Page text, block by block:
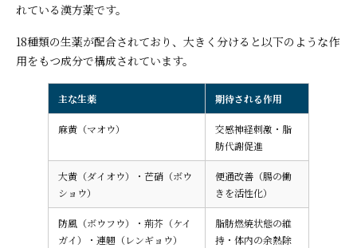
れている漢方薬です。
18種類の生薬が配合されており、大きく分けると以下のような作
用をもつ成分で構成されています。
主な生薬 期待される作用
麻黄（マオウ）
交感神経刺激・脂
肪代謝促進
大黄（ダイオウ）・芒硝（ボウ
ショウ）
便通改善（腸の働
きを活性化）
防風（ボウフウ）・荊芥（ケイ
ガイ）・連翹（レンギョウ）
脂肪燃焼状態の維
持・体内の余熱除